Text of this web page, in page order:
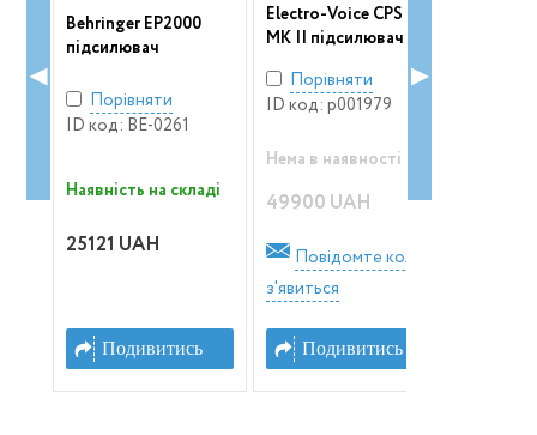
◀
Behringer EP2000
підсилювач
Порівняти
ID код: BE-0261
Наявність на складі
25121 UAH
Подивитись
Electro-Voice CPS 2.4
MK II підсилювач
Порівняти
ID код: p001979
Нема в наявності
49900 UAH
Повідомте коли
з'явиться
Подивитись
▶